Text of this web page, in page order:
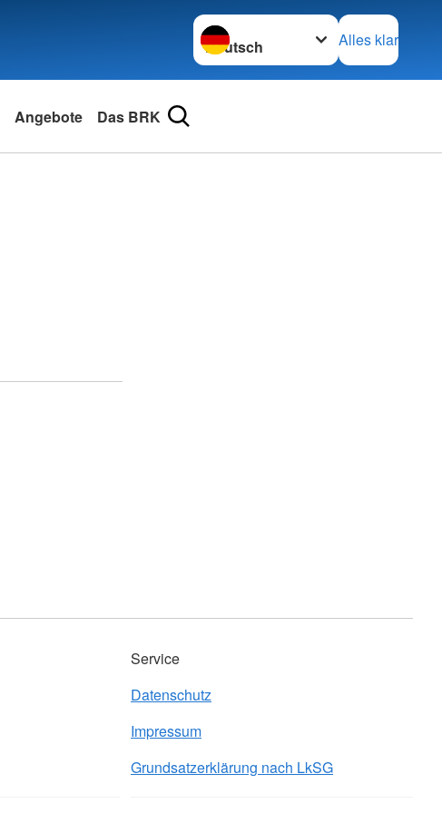
Sprache wechseln zu
Alles klar
Angebote Das BRK
Service
Datenschutz
Impressum
Grundsatzerklärung nach LkSG